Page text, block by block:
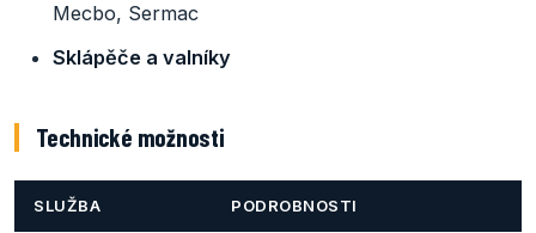
Mecbo, Sermac
Sklápěče a valníky
Technické možnosti
SLUŽBA PODROBNOSTI